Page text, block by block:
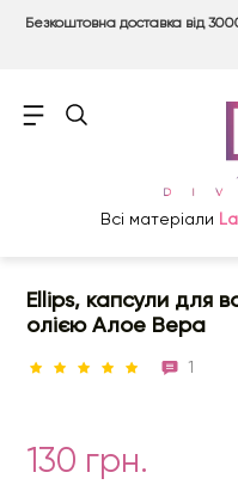
Безкоштовна доставка від
Всі матеріали
Ellips, капсули для
олією Алое Вера
1
130 грн.